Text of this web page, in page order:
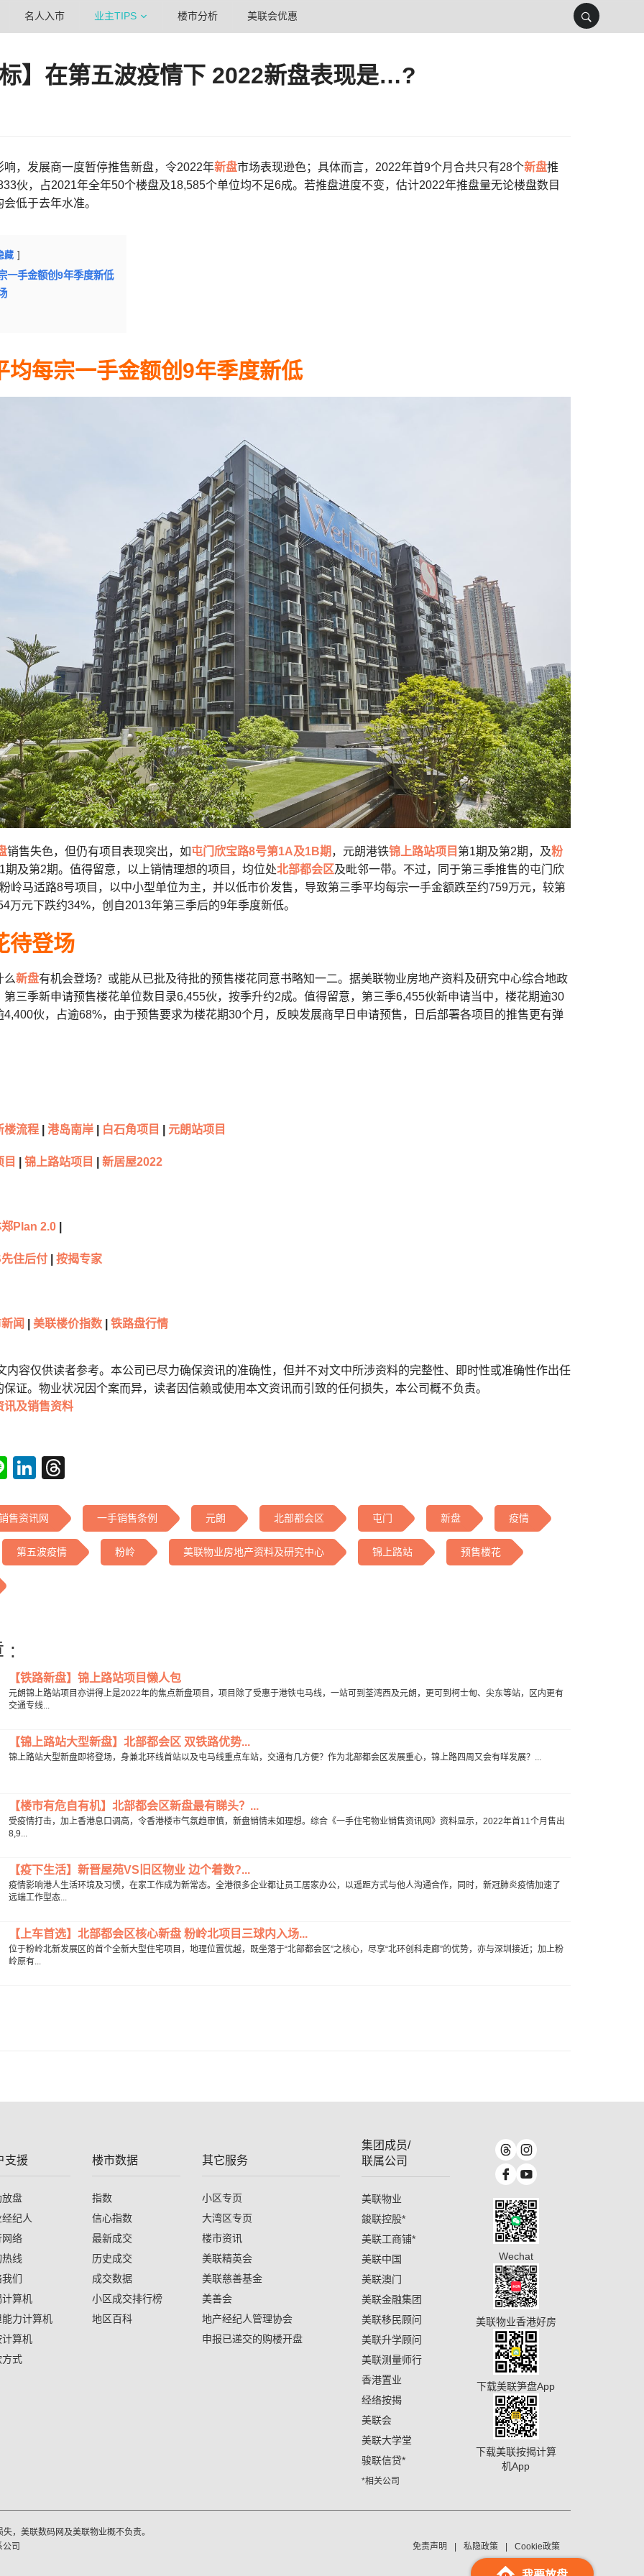
名人入市 业主TIPS 楼市分析 美联会优惠
】在第五波疫情下 2022新盘表现是…?
响，发展商一度暂停推售新盘，令2022年新盘市场表现逊色；具体而言，2022年首9个月合共只有28个新盘推
伙，占2021年全年50个楼盘及18,585个单位均不足6成。若推盘进度不变，估计2022年推盘量无论楼盘数目
低于去年水准。
藏
一手金额创9年季度新低
均每宗一手金额创9年季度新低
销售失色，但仍有项目表现突出，如屯门欣宝路8号第1A及1B期 ，元朗港铁锦上路站项目 第1期及第2期，及粉
期及第2期。值得留意，以上销情理想的项目，均位处北部都会区及毗邻一带。不过，同于第三季推售的屯门欣
岭马适路8号项目，以中小型单位为主，并以低市价发售，导致第三季平均每宗一手金额跌至约759万元，较第
万元下跌约34%，创自2013年第三季后的9年季度新低。
待登场
么新盘有机会登场？或能从已批及待批的预售楼花同意书略知一二。据美联物业房地产资料及研究中心综合地政
第三季新申请预售楼花单位数目录6,455伙，按季升约2成。值得留意，第三季6,455伙新申请当中，楼花期逾30
4,400伙，占逾68%，由于预售要求为楼花期30个月，反映发展商早日申请预售，日后部署各项目的推售更有弹
楼流程 港岛南岸 白石角项目 元朗站项目
锦上路站项目 新居屋2022
Plan 2.0
住后付 按揭专家
闻 美联楼价指数 铁路盘行情
内容仅供读者参考。本公司已尽力确保资讯的准确性，但并不对文中所涉资料的完整性、即时性或准确性作出任
证。物业状况因个案而异，读者因信赖或使用本文资讯而引致的任何损失，本公司概不负责。
讯及销售资料
LineLinkedIn
售资讯网 一手销售条例 元朗 北部都会区 屯门 新盘 疫情
第五波疫情 粉岭 美联物业房地产资料及研究中心 锦上路站 预售楼花
:
【铁路新盘】锦上路站项目懒人包
元朗锦上路站项目亦讲得上是2022年的焦点新盘项目，项目除了受惠于港铁屯马线，一站可到荃湾西及元朗，更可到柯士甸、尖东等站，区内更有
交通专线...
【锦上路站大型新盘】北部都会区 双铁路优势...
锦上路站大型新盘即将登场，身兼北环线首站以及屯马线重点车站，交通有几方便？作为北部都会区发展重心，锦上路四周又会有咩发展？...
【楼市有危自有机】北部都会区新盘最有睇头？...
受疫情打击，加上香港息口调高，令香港楼市气氛趋审慎，新盘销情未如理想。综合《一手住宅物业销售资讯网》资料显示，2022年首11个月售出
8,9...
【疫下生活】新晋屋苑VS旧区物业 边个着数?...
疫情影响港人生活环境及习惯，在家工作成为新常态。全港很多企业都让员工居家办公，以遥距方式与他人沟通合作，同时，新冠肺炎疫情加速了
远端工作型态...
【上车首选】北部都会区核心新盘 粉岭北项目三球内入场...
位于粉岭北新发展区的首个全新大型住宅项目，地理位置优越，既坐落于“北部都会区”之核心，尽享“北环创科走廊”的优势，亦与深圳接近；加上粉
岭原有...
支援
放盘
纪人
网络
线
们
计算机
能力计算机
计算机
方式
楼市数据
指数
信心指数
最新成交
历史成交
成交数据
小区成交排行榜
地区百科
其它服务
小区专页
大湾区专页
楼市资讯
美联精英会
美联慈善基金
美善会
地产经纪人管理协会
申报已递交的购楼开盘
集团成员/
联属公司
美联物业
鋑联控股*
美联工商铺*
美联中国
美联澳门
美联金融集团
美联移民顾问
美联升学顾问
美联测量师行
香港置业
经络按揭
美联会
美联大学堂
骏联信贷*
*相关公司
Wechat
美联物业香港好房
下载美联笋盘App
下载美联按揭计算
机App
，美联数码网及美联物业概不负责。
司
免责声明 私隐政策 Cookie政策